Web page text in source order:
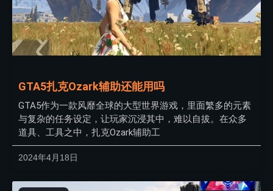
GTA5扎克Ozark辅助还能用吗
GTA5作为一款风靡全球的大型世界游戏，里面繁多的元素
与复杂的任务设定，让玩家沉浸其中，难以自拔。在众多
道具、工具之中，扎克Ozark辅助工
2024年4月18日